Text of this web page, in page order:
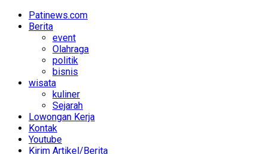
Patinews.com
Berita
event
Olahraga
politik
bisnis
wisata
kuliner
Sejarah
Lowongan Kerja
Kontak
Youtube
Kirim Artikel/Berita